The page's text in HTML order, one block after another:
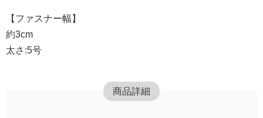
【ファスナー幅】
約3cm
太さ:5号
商品詳細